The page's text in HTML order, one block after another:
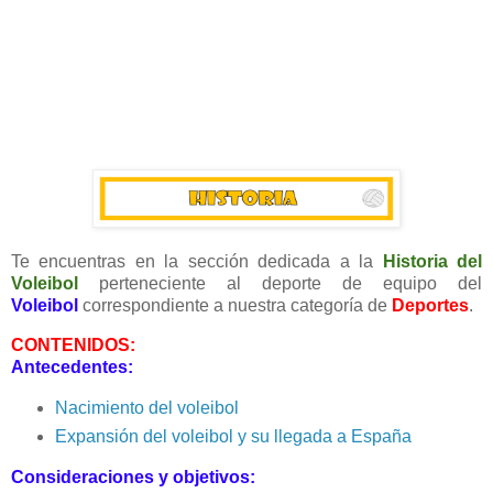
Te encuentras en la sección dedicada a la
Historia del
Voleibol perteneciente al deporte de equipo del
Voleibol correspondiente a nuestra categoría de Deportes.
CONTENIDOS:
Antecedentes:
Nacimiento del voleibol
Expansión del voleibol y su llegada a España
Consideraciones y objetivos: